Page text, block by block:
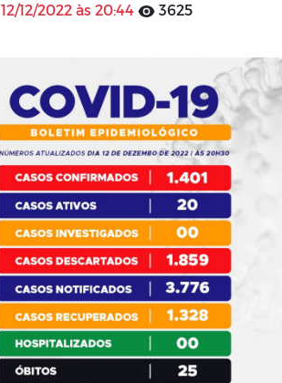
12/12/2022 às 20:44
3625